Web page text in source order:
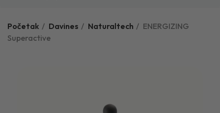
Početak Davines Naturaltech
ENERGIZING
Superactive